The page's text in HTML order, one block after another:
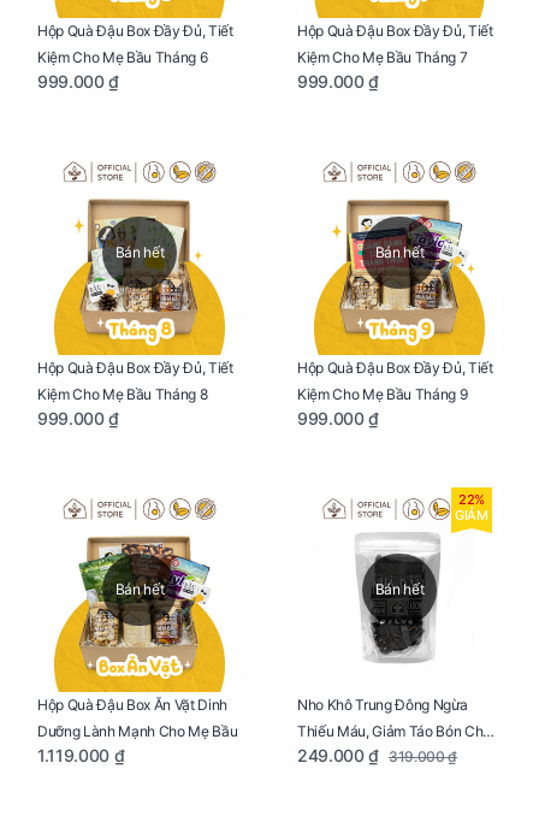
Hộp Quà Đậu Box Đầy Đủ, Tiết
Kiệm Cho Mẹ Bầu Tháng 6
999.000 ₫
Hộp Quà Đậu Box Đầy Đủ, Tiết
Kiệm Cho Mẹ Bầu Tháng 7
999.000 ₫
Bán hết
Hộp Quà Đậu Box Đầy Đủ, Tiết
Kiệm Cho Mẹ Bầu Tháng 8
999.000 ₫
Bán hết
Hộp Quà Đậu Box Đầy Đủ, Tiết
Kiệm Cho Mẹ Bầu Tháng 9
999.000 ₫
Bán hết
Hộp Quà Đậu Box Ăn Vặt Dinh
Dưỡng Lành Mạnh Cho Mẹ Bầu
1.119.000 ₫
Bán hết
22%
GIẢM
Nho Khô Trung Đông Ngừa
Thiếu Máu, Giảm Táo Bón Cho
Mẹ Bầu Túi 250g
249.000 ₫ 319.000 ₫